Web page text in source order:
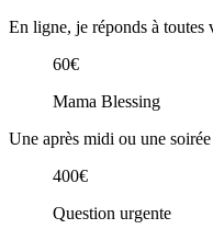
En ligne, je réponds à toutes
60€
Mama Blessing
Une après midi ou une
400€
Question urgente